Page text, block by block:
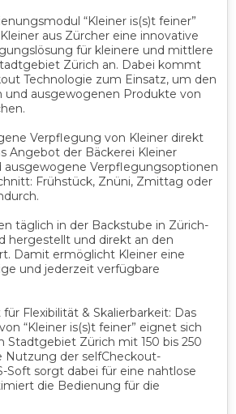
“Kleiner is(s)t feiner”
aus Zürcher eine innovative
für kleinere und mittlere
Zürich an. Dabei kommt
Technologie zum Einsatz, um den
und ausgewogenen Produkte von
Verpflegung von Kleiner direkt
Angebot der Bäckerei Kleiner
ausgewogene Verpflegungsoptionen
Frühstück, Znüni, Zmittag oder
täglich in der Backstube in Zürich-
hergestellt und direkt an den
Damit ermöglicht Kleiner eine
und jederzeit verfügbare
Flexibilität & Skalierbarkeit: Das
“Kleiner is(s)t feiner” eignet sich
Stadtgebiet Zürich mit 150 bis 250
Nutzung der selfCheckout-
Soft sorgt dabei für eine nahtlose
die Bedienung für die